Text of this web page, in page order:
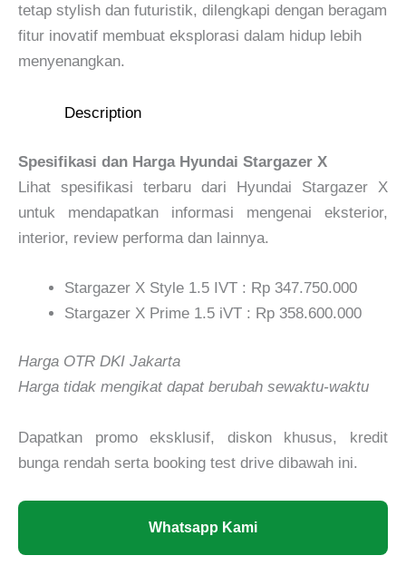
tetap stylish dan futuristik, dilengkapi dengan beragam
fitur inovatif membuat eksplorasi dalam hidup lebih
menyenangkan.
Description
Spesifikasi dan Harga Hyundai Stargazer X
Lihat spesifikasi terbaru dari Hyundai Stargazer X
untuk mendapatkan informasi mengenai eksterior,
interior, review performa dan lainnya.
Stargazer X Style 1.5 IVT : Rp 347.750.000
Stargazer X Prime 1.5 iVT : Rp 358.600.000
Harga OTR DKI Jakarta
Harga tidak mengikat dapat berubah sewaktu-waktu
Dapatkan promo eksklusif, diskon khusus, kredit
bunga rendah serta booking test drive dibawah ini.
Whatsapp Kami